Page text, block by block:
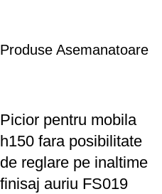
Produse Asemanatoare
Picior pentru mobila
h150 fara posibilitate
de reglare pe inaltime
finisaj auriu FS019